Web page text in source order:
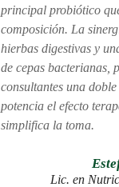
principal probiótico
composición. La
hierbas digestivas y
de cepas bacterianas,
consultantes una doble
potencia el efecto
simplifica la toma.
Lic. en